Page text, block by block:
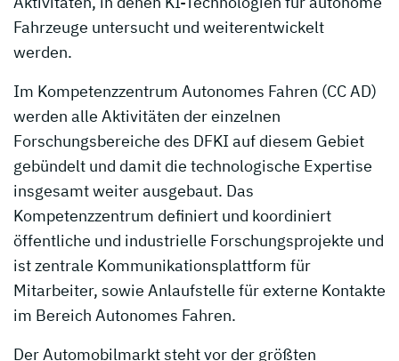
Fahrzeuge untersucht und weiterentwickelt
werden.
Im Kompetenzzentrum Autonomes Fahren (CC AD)
werden alle Aktivitäten der einzelnen
Forschungsbereiche des DFKI auf diesem Gebiet
gebündelt und damit die technologische Expertise
insgesamt weiter ausgebaut. Das
Kompetenzzentrum definiert und koordiniert
öffentliche und industrielle Forschungsprojekte und
ist zentrale Kommunikationsplattform für
Mitarbeiter, sowie Anlaufstelle für externe Kontakte
im Bereich Autonomes Fahren.
Der Automobilmarkt steht vor der größten